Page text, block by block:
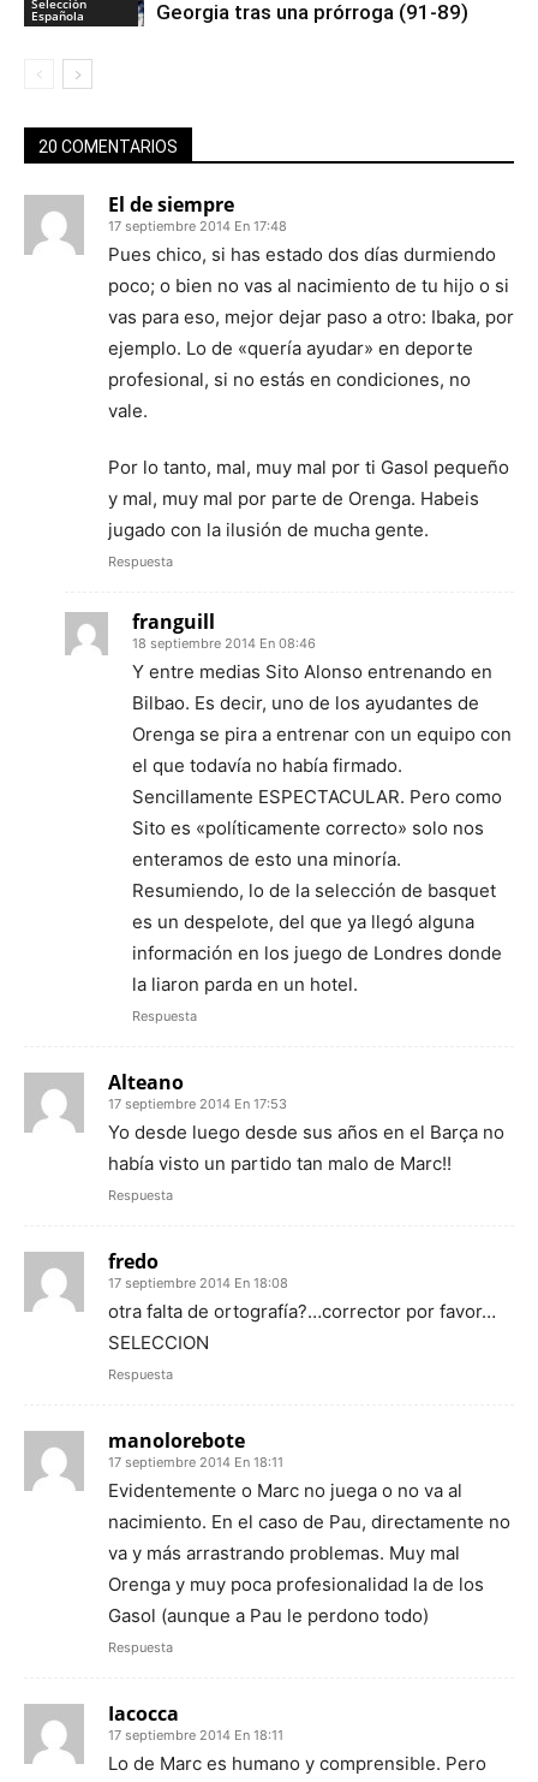
Española Georgia tras una prórroga (91-89)
20 COMENTARIOS
El de siempre
17 septiembre 2014 En 17:48
Pues chico, si has estado dos días durmiendo
poco; o bien no vas al nacimiento de tu hijo o si
vas para eso, mejor dejar paso a otro: Ibaka, por
ejemplo. Lo de «quería ayudar» en deporte
profesional, si no estás en condiciones, no
vale.
Por lo tanto, mal, muy mal por ti Gasol pequeño
y mal, muy mal por parte de Orenga. Habeis
jugado con la ilusión de mucha gente.
Respuesta
franguill
18 septiembre 2014 En 08:46
Y entre medias Sito Alonso entrenando en
Bilbao. Es decir, uno de los ayudantes de
Orenga se pira a entrenar con un equipo con
el que todavía no había firmado.
Sencillamente ESPECTACULAR. Pero como
Sito es «políticamente correcto» solo nos
enteramos de esto una minoría.
Resumiendo, lo de la selección de basquet
es un despelote, del que ya llegó alguna
información en los juego de Londres donde
la liaron parda en un hotel.
Respuesta
Alteano
17 septiembre 2014 En 17:53
Yo desde luego desde sus años en el Barça no
había visto un partido tan malo de Marc!!
Respuesta
fredo
17 septiembre 2014 En 18:08
otra falta de ortografía?…corrector por favor…
SELECCION
Respuesta
manolorebote
17 septiembre 2014 En 18:11
Evidentemente o Marc no juega o no va al
nacimiento. En el caso de Pau, directamente no
va y más arrastrando problemas. Muy mal
Orenga y muy poca profesionalidad la de los
Gasol (aunque a Pau le perdono todo)
Respuesta
Iacocca
17 septiembre 2014 En 18:11
Lo de Marc es humano y comprensible. Pero